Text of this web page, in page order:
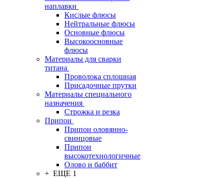
наплавки
Кислые флюсы
Нейтральные флюсы
Основные флюсы
Высокоосновные
флюсы
Материалы для сварки
титана
Проволока сплошная
Присадочные прутки
Материалы специального
назначения
Строжка и резка
Припои
Припои оловянно-
свинцовые
Припои
высокотехнологичные
Олово и баббит
+ ЕЩЕ 1